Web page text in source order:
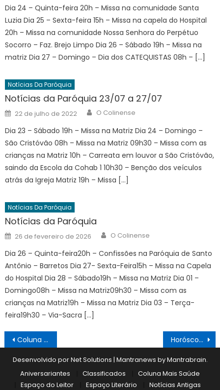
Dia 24 – Quinta-feira 20h – Missa na comunidade Santa
Luzia Dia 25 – Sexta-feira 15h – Missa na capela do Hospital
20h – Missa na comunidade Nossa Senhora do Perpétuo
Socorro – Faz. Brejo Limpo Dia 26 – Sábado 19h – Missa na
matriz Dia 27 – Domingo – Dia dos CATEQUISTAS 08h – […]
Notícias Da Paróquia
Notícias da Paróquia 23/07 a 27/07
Posted
on
22 de julho de 2022 Author
O Colinense
Dia 23 – Sábado 19h – Missa na Matriz Dia 24 – Domingo –
São Cristóvão 08h – Missa na Matriz 09h30 – Missa com as
crianças na Matriz 10h – Carreata em louvor a São Cristóvão,
saindo da Escola da Cohab 1 10h30 – Benção dos veículos
atrás da Igreja Matriz 19h – Missa […]
Notícias Da Paróquia
Notícias da Paróquia
Posted
on
26 de fevereiro de 2026 Author
O Colinense
Dia 26 – Quinta-feira20h – Confissões na Paróquia de Santo
Antônio – Barretos Dia 27- Sexta-Feira15h – Missa na Capela
do Hospital Dia 28 – Sábado19h – Missa na Matriz Dia 01 –
Domingo08h – Missa na Matriz09h30 – Missa com as
crianças na Matriz19h – Missa na Matriz Dia 03 – Terça-
feira19h30 – Via-Sacra […]
Navegação
de
Post
Coluna Mais Saúde 30/03 Horóscopo 30/03 a 05/04
Desenvolvido por Net Solutions | Mantranews byMantrabrain.
Aniversariantes
Classificados
Coluna Mais Saúde
Espaço do Leitor
Espaço Literário Notícias Antigas